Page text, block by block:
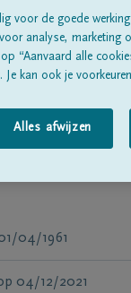
Alle
04/1961
04/12/2021
voor de goede
analyse, marketing
“Aanvaard alle
kan ook je
Alles afwijzen